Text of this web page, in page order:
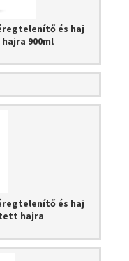
és haj
900ml
és haj
hajra